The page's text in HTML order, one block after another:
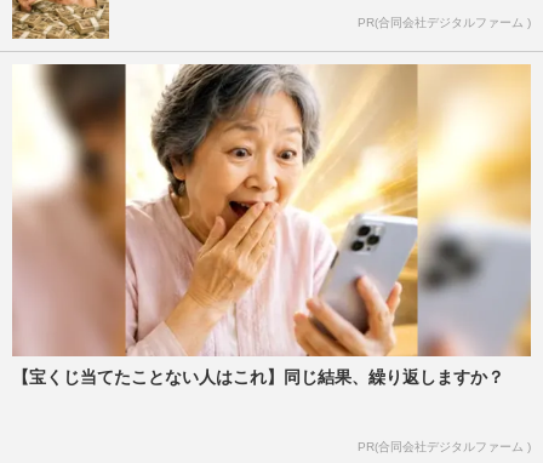
PR(合同会社デジタルファーム )
【宝くじ当てたことない人はこれ】同じ結果、繰り返しますか？
PR(合同会社デジタルファーム )